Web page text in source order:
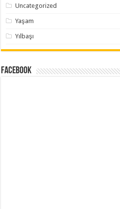
Uncategorized
Yaşam
Yılbaşı
Facebook